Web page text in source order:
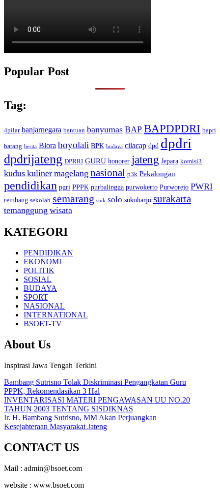
Popular Post
Tag:
4pilar banjarnegara bantuan banyumas BAP BAPDPDRI bapri
batang berita Blora boyolali BPK budaya cilacap dpd dpdri
dpdrijateng DPRRI GURU honorer jateng Jepara komisi3
kudus kuliner magelang nasional p3k Pekalongan
pendidikan pgri PPPK purbalingga purwokerto Purworejo PWRI
rembang sekolah semarang smk solo sukoharjo surakarta
temanggung wisata
KATEGORI
PENDIDIKAN
EKONOMI
POLITIK
SOSIAL
BUDAYA
SPORT
NASIONAL
INTERNATIONAL
BSOET-TV
About Us
Inspirasi Jawa Tengah Terkini
Bambang Sutrisno Tolak Diskriminasi Pengangkatan Guru
PPPK, Rekomendasikan 3 Hal
INVENTARISASI MATERI PENGAWASAN UU NO.20
TAHUN 2003 TENTANG SISDIKNAS
Ir. H. Bambang Sutrisno, MM Akan Perjuangkan
Kesejahteraan Masyarakat Jateng
CONTACT US
Mail : admin@bsoet.com
website : www.bsoet.com